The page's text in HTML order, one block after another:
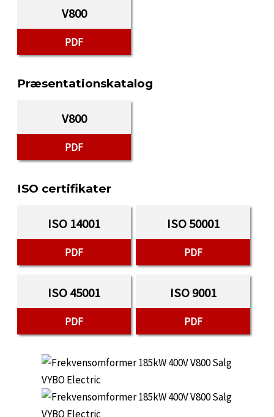
V800
PDF
Præsentationskatalog
V800
PDF
ISO certifikater
ISO 14001
PDF
ISO 50001
PDF
ISO 45001
PDF
ISO 9001
PDF